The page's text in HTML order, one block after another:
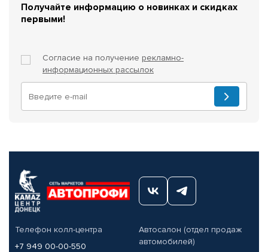
Получайте информацию о новинках и скидках
первыми!
Согласие на получение рекламно-
информационных рассылок
Телефон колл-центра
+7 949 00-00-550
Автосалон (отдел продаж
автомобилей)